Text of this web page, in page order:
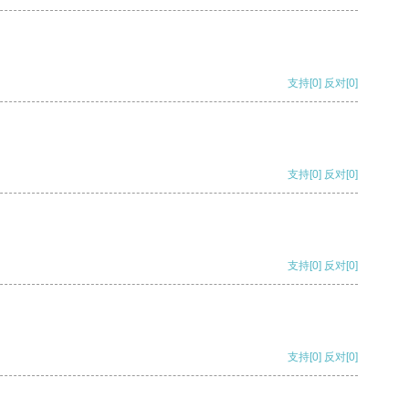
支持[0] 反对[0]
支持[0] 反对[0]
支持[0] 反对[0]
支持[0] 反对[0]